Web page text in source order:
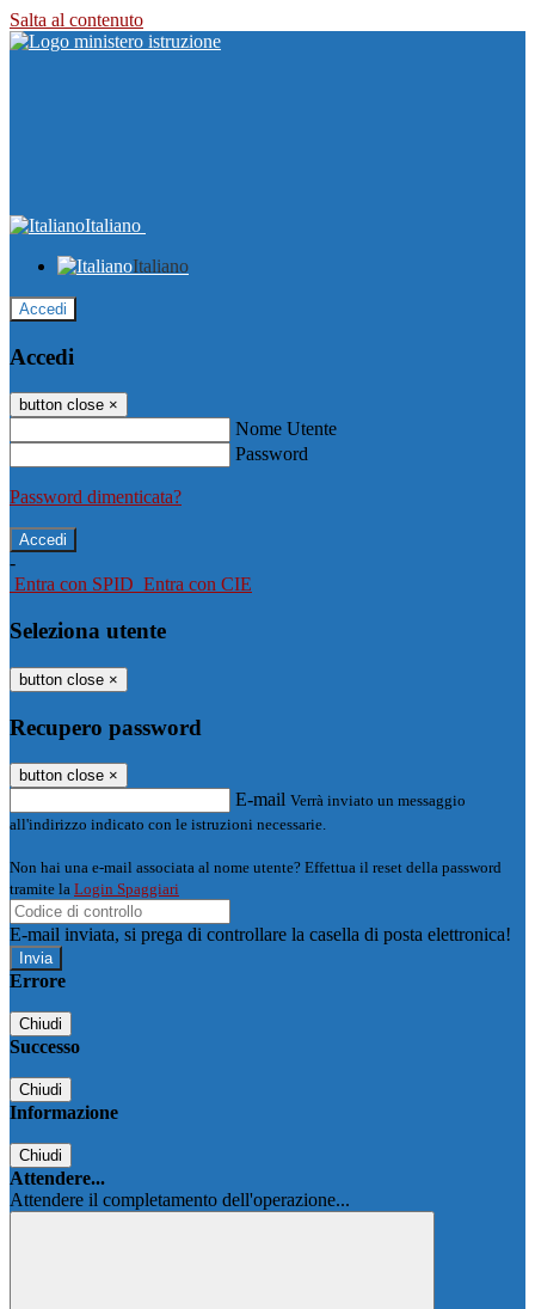
Salta al contenuto
Italiano
Italiano
Accedi
Accedi
button close ×
Nome Utente
Password
Password dimenticata?
-
Entra con SPID Entra con CIE
Seleziona utente
button close ×
Recupero password
button close ×
E-mail Verrà inviato un messaggio
all'indirizzo indicato con le istruzioni necessarie.
Non hai una e-mail associata al nome utente? Effettua il reset della password
tramite la Login Spaggiari
E-mail inviata, si prega di controllare la casella di posta elettronica!
Errore
Chiudi
Successo
Chiudi
Informazione
Chiudi
Attendere...
Attendere il completamento dell'operazione...